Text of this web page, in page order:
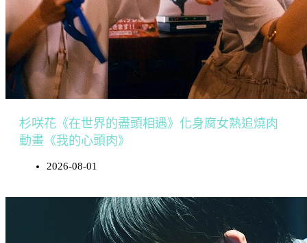
杉咲花《在世界的盡頭相遇》化身腐女熱追燒肉
動畫《我的心頭肉》
2026-08-01